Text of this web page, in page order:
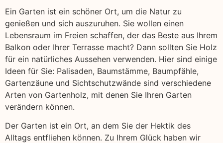
Ein Garten ist ein schöner Ort, um die Natur zu
genießen und sich auszuruhen. Sie wollen einen
Lebensraum im Freien schaffen, der das Beste aus Ihrem
Balkon oder Ihrer Terrasse macht? Dann sollten Sie Holz
für ein natürliches Aussehen verwenden. Hier sind einige
Ideen für Sie: Palisaden, Baumstämme, Baumpfähle,
Gartenzäune und Sichtschutzwände sind verschiedene
Arten von Gartenholz, mit denen Sie Ihren Garten
verändern können.
Der Garten ist ein Ort, an dem Sie der Hektik des
Alltags entfliehen können. Zu Ihrem Glück haben wir